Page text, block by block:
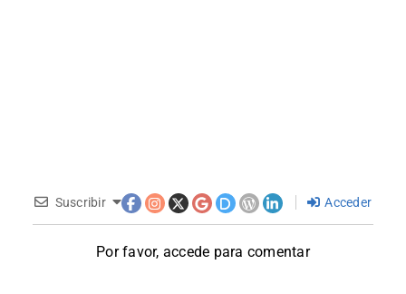
Suscribir Acceder
Por favor, accede para comentar